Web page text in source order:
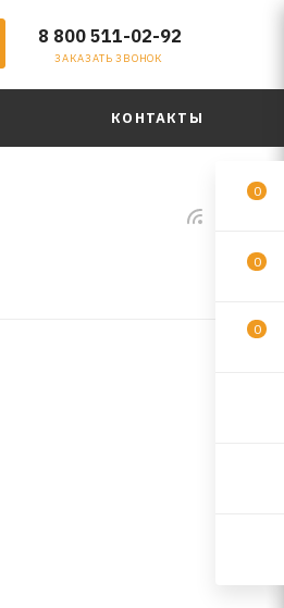
8 800 511-02-92
ЗАКАЗАТЬ ЗВОНОК
КОНТАКТЫ
0
0
0